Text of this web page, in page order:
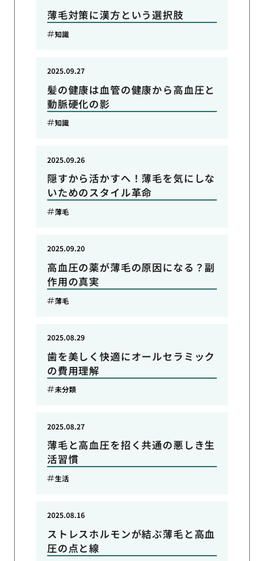
薄毛対策に漢方という選択肢
知識
髪の健康は血管の健康から高血圧と
動脈硬化の影
2025.09.27
知識
隠すから活かすへ！薄毛を気にしな
いためのスタイル革命
2025.09.26
薄毛
高血圧の薬が薄毛の原因になる？副
作用の真実
2025.09.20
薄毛
歯を美しく快適にオールセラミック
の費用理解
2025.08.29
未分類
薄毛と高血圧を招く共通の悪しき生
活習慣
2025.08.27
生活
ストレスホルモンが結ぶ薄毛と高血
圧の点と線
2025.08.16